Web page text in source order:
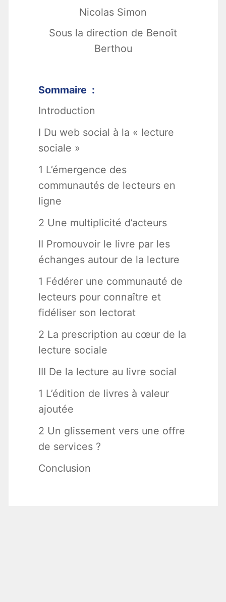
Nicolas Simon
Sous la direction de Benoît
Berthou
Sommaire :
Introduction
I Du web social à la « lecture
sociale »
1 L’émergence des
communautés de lecteurs en
ligne
2 Une multiplicité d’acteurs
II Promouvoir le livre par les
échanges autour de la lecture
1 Fédérer une communauté de
lecteurs pour connaître et
fidéliser son lectorat
2 La prescription au cœur de la
lecture sociale
III De la lecture au livre social
1 L’édition de livres à valeur
ajoutée
2 Un glissement vers une offre
de services ?
Conclusion